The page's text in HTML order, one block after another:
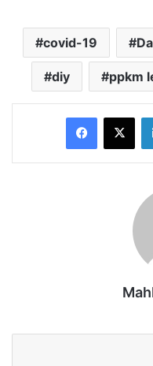
covid-19
diy ppkm
Facebook
X